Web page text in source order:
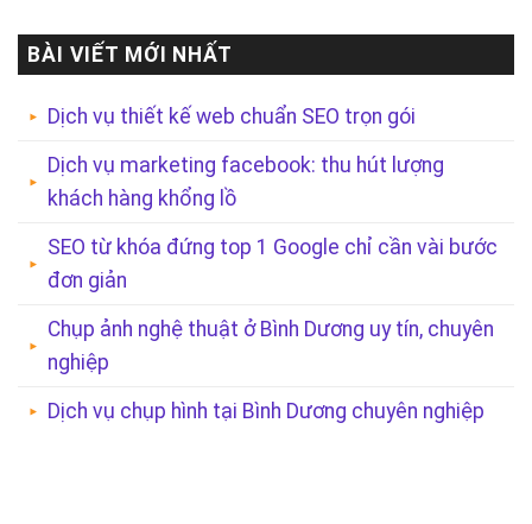
BÀI VIẾT MỚI NHẤT
Dịch vụ thiết kế web chuẩn SEO trọn gói
Dịch vụ marketing facebook: thu hút lượng
khách hàng khổng lồ
SEO từ khóa đứng top 1 Google chỉ cần vài bước
đơn giản
Chụp ảnh nghệ thuật ở Bình Dương uy tín, chuyên
nghiệp
Dịch vụ chụp hình tại Bình Dương chuyên nghiệp